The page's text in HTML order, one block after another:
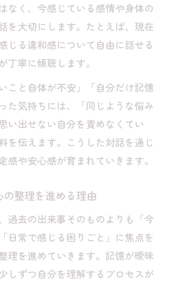
なく、今感じている感情や身体の
を大切にします。たとえば、現在
じる違和感について自由に話せる
丁寧に傾聴します。
こと自体が不安」「自分だけ記憶
た気持ちには、「同じような悩み
い出せない自分を責めなくてい
を伝えます。こうした対話を通じ
感や安心感が育まれていきます。
整理を進める理由
過去の出来事そのものよりも「今
日常で感じる困りごと」に焦点を
理を進めていきます。記憶が曖昧
しずつ自分を理解するプロセスが